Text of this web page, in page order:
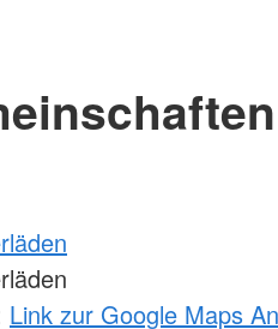
Link zur Google Maps